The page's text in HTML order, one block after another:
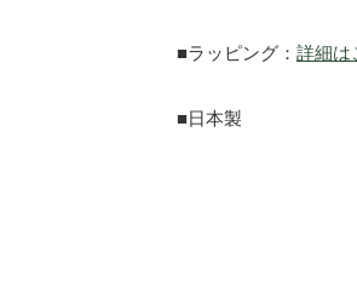
■ラッピング： 詳細は
■日本製